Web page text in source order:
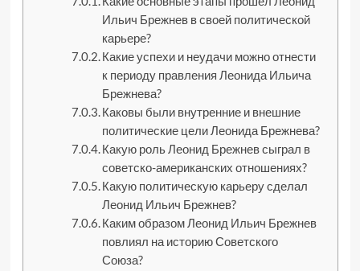
Ильич Брежнев в своей политической
карьере?
Какие успехи и неудачи можно отнести
к периоду правления Леонида Ильича
Брежнева?
Каковы были внутренние и внешние
политические цели Леонида Брежнева?
Какую роль Леонид Брежнев сыграл в
советско-американских отношениях?
Какую политическую карьеру сделал
Леонид Ильич Брежнев?
Каким образом Леонид Ильич Брежнев
повлиял на историю Советского
Союза?